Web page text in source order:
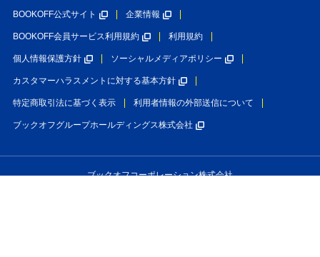
BOOKOFF公式サイト 企業情報
BOOKOFF会員サービス利用規約 利用規約
個人情報保護方針 ソーシャルメディアポリシー
カスタマーハラスメントに対する基本方針
特定商取引法に基づく表示 利用者情報の外部送信について
ブックオフグループホールディングス株式会社
ブックオフコーポレーション株式会社